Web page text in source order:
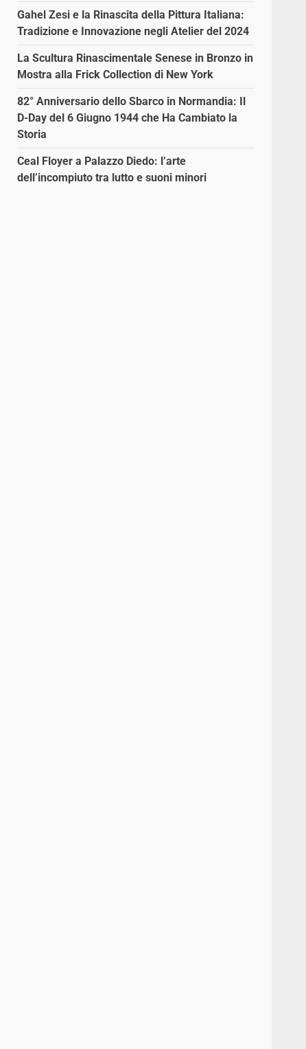
Gahel Zesi e la Rinascita della Pittura Italiana:
Tradizione e Innovazione negli Atelier del 2024
La Scultura Rinascimentale Senese in Bronzo in
Mostra alla Frick Collection di New York
82° Anniversario dello Sbarco in Normandia: Il
D-Day del 6 Giugno 1944 che Ha Cambiato la
Storia
Ceal Floyer a Palazzo Diedo: l’arte
dell’incompiuto tra lutto e suoni minori